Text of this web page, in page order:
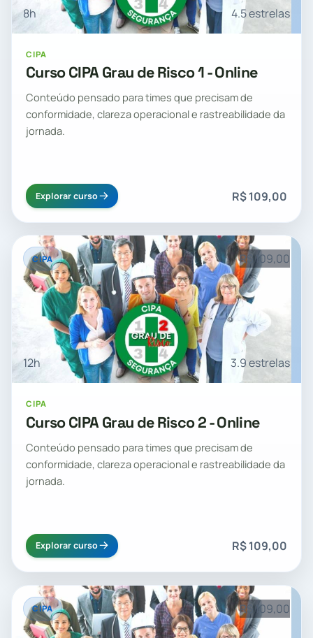
8h 4.5 estrelas
CIPA
Curso CIPA Grau de Risco 1 - Online
Conteúdo pensado para times que precisam de
conformidade, clareza operacional e rastreabilidade da
jornada.
Explorar curso R$ 109,00
CIPA R$ 109,00
12h 3.9 estrelas
CIPA
Curso CIPA Grau de Risco 2 - Online
Conteúdo pensado para times que precisam de
conformidade, clareza operacional e rastreabilidade da
jornada.
Explorar curso R$ 109,00
CIPA R$ 109,00